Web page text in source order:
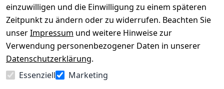
einzuwilligen und die Einwilligung zu einem späteren
Zeitpunkt zu ändern oder zu widerrufen. Beachten Sie
unserImpressum und weitere Hinweise zur
Verwendung personenbezogener Daten in unserer
Datenschutzerklärung.
Essenziell
Marketing
Widerrufsrec
ht
Kiefermöbel
Hilfe
Vertrag
widerrufen